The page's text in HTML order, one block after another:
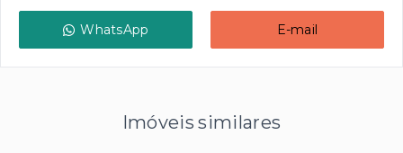
WhatsApp E-mail
Imóveis similares